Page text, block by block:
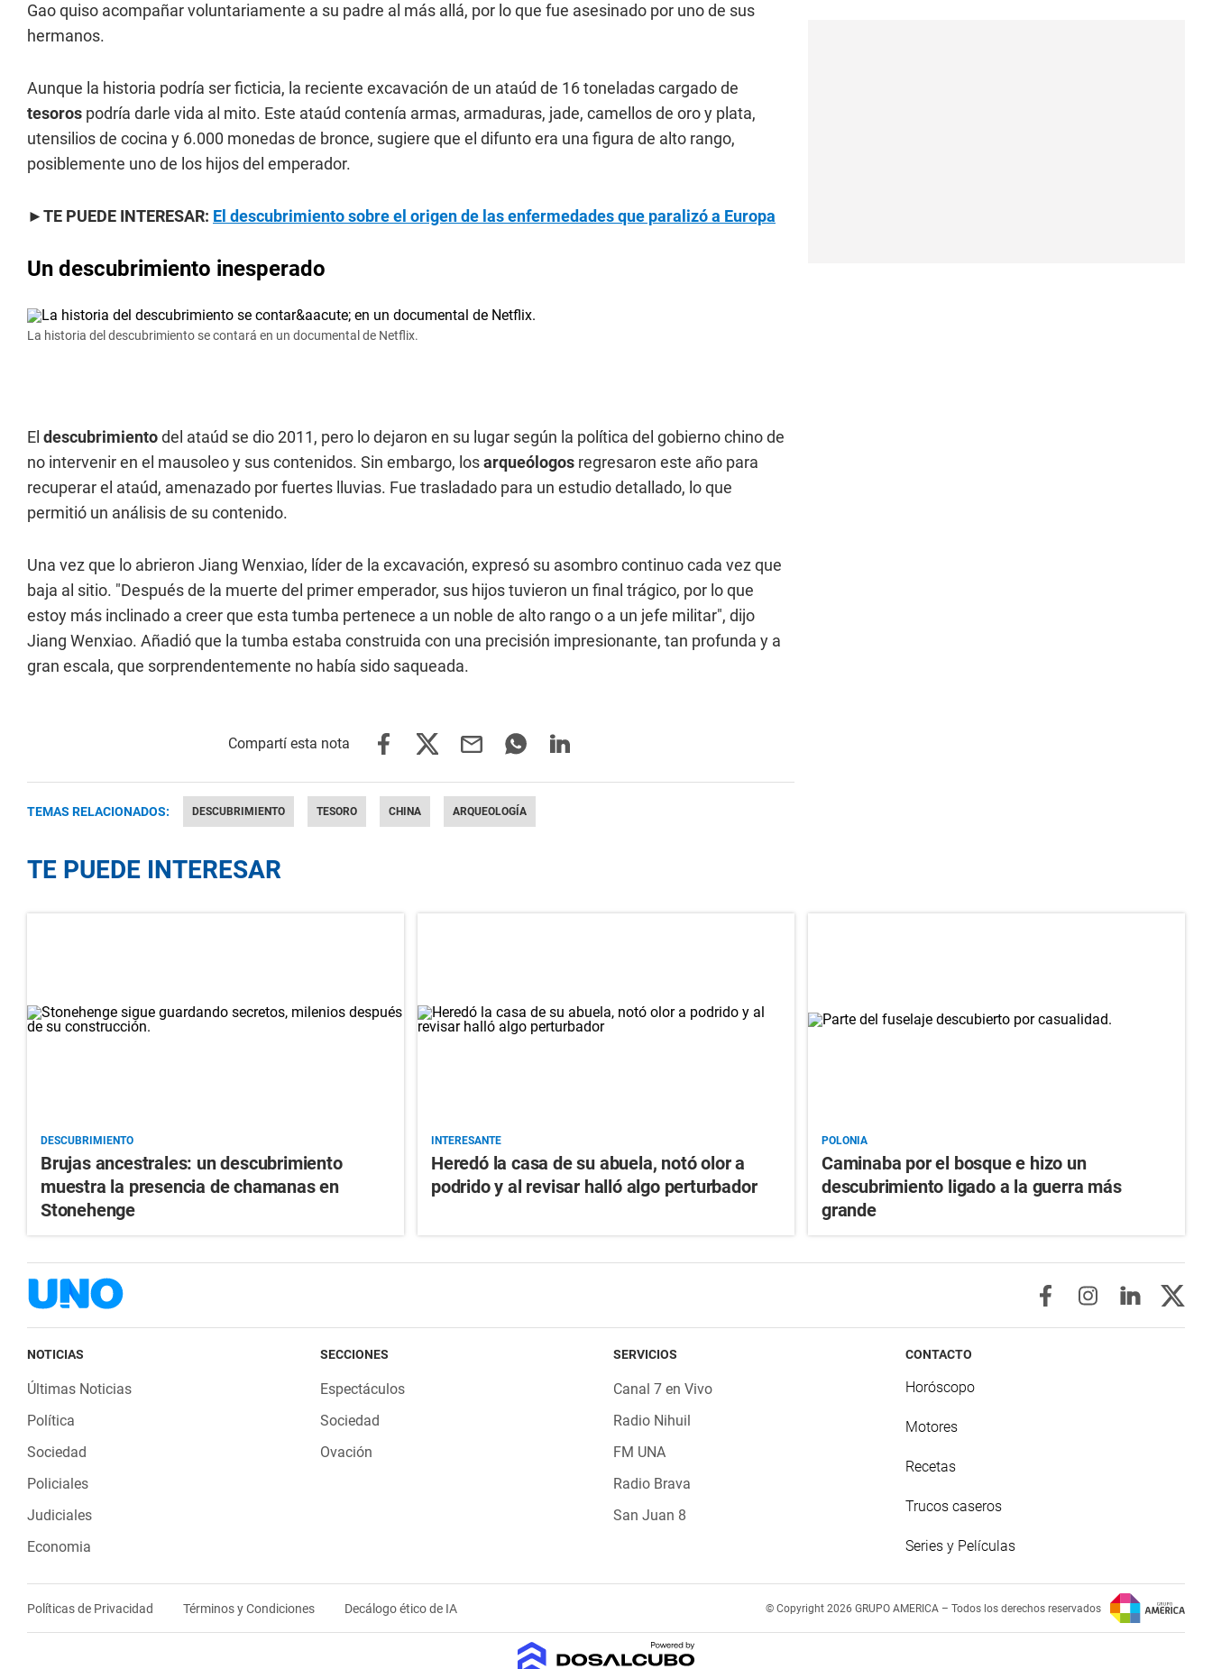
Gao quiso acompañar voluntariamente a su padre al más allá, por lo que fue asesinado por uno de sus
hermanos.
Aunque la historia podría ser ficticia, la reciente excavación de un ataúd de 16 toneladas cargado de
tesoros podría darle vida al mito. Este ataúd contenía armas, armaduras, jade, camellos de oro y plata,
utensilios de cocina y 6.000 monedas de bronce, sugiere que el difunto era una figura de alto rango,
posiblemente uno de los hijos del emperador.
►TE PUEDE INTERESAR: El descubrimiento sobre el origen de las enfermedades que paralizó a Europa
Un descubrimiento inesperado
La historia del descubrimiento se contará en un documental de Netflix.
El descubrimientodel ataúd se dio 2011, pero lo dejaron en su lugar según la política del gobierno chino de
no intervenir en el mausoleo y sus contenidos. Sin embargo, losarqueólogos regresaron este año para
recuperar el ataúd, amenazado por fuertes lluvias. Fue trasladado para un estudio detallado, lo que
permitió un análisis de su contenido.
Una vez que lo abrieron Jiang Wenxiao, líder de la excavación, expresó su asombro continuo cada vez que
baja al sitio. "Después de la muerte del primer emperador, sus hijos tuvieron un final trágico, por lo que
estoy más inclinado a creer que esta tumba pertenece a un noble de alto rango o a un jefe militar", dijo
Jiang Wenxiao. Añadió que la tumba estaba construida con una precisión impresionante, tan profunda y a
gran escala, que sorprendentemente no había sido saqueada.
TEMAS RELACIONADOS: DESCUBRIMIENTO TESORO CHINA ARQUEOLOGÍA
TE PUEDE INTERESAR
DESCUBRIMIENTO
Brujas ancestrales: un descubrimiento
muestra la presencia de chamanas en
Stonehenge
INTERESANTE
Heredó la casa de su abuela, notó olor a
podrido y al revisar halló algo perturbador
POLONIA
Caminaba por el bosque e hizo un
descubrimiento ligado a la guerra más
grande
NOTICIAS
Últimas Noticias
Política
Sociedad
Policiales
Judiciales
Economia
SECCIONES
Espectáculos
Sociedad
Ovación
SERVICIOS
Canal 7 en Vivo
Radio Nihuil
FM UNA
Radio Brava
San Juan 8
CONTACTO
Horóscopo
Motores
Recetas
Trucos caseros
Series y Películas
Políticas de Privacidad Términos y Condiciones Decálogo ético de IA © Copyright 2026 GRUPO AMERICA – Todos los derechos reservados